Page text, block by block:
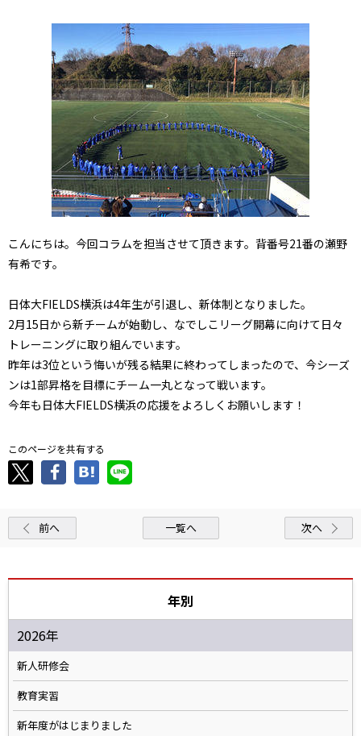
こんにちは。今回コラムを担当させて頂きます。背番号21番の瀬野
有希です。
日体大FIELDS横浜は4年生が引退し、新体制となりました。
2月15日から新チームが始動し、なでしこリーグ開幕に向けて日々
トレーニングに取り組んでいます。
昨年は3位という悔いが残る結果に終わってしまったので、今シーズ
ンは1部昇格を目標にチーム一丸となって戦います。
今年も日体大FIELDS横浜の応援をよろしくお願いします！
このページを共有する
前へ 一覧へ 次へ
年別
2026年
新人研修会
教育実習
新年度がはじまりました